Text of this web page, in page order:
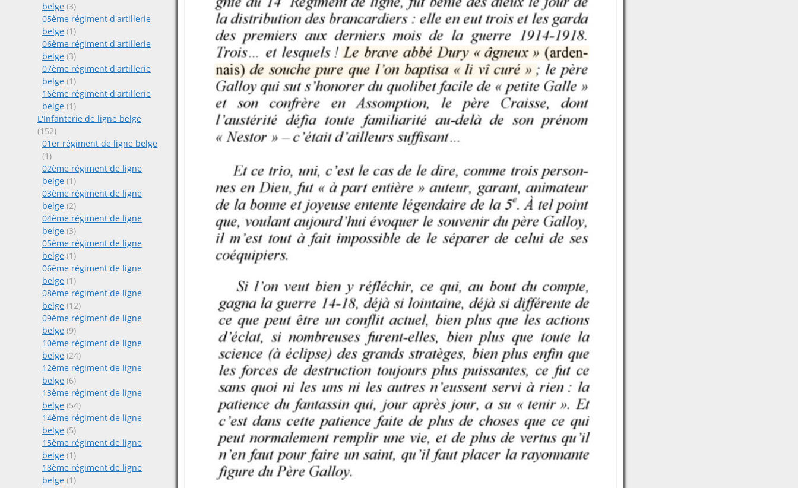
belge (3)
05ème régiment d'artillerie
belge (1)
06ème régiment d'artillerie
belge (3)
07ème régiment d'artillerie
belge (1)
16ème régiment d'artillerie
belge (1)
L'Infanterie de ligne belge
(152)
01er régiment de ligne belge
(1)
02ème régiment de ligne
belge (1)
03ème régiment de ligne
belge (2)
04ème régiment de ligne
belge (3)
05ème régiment de ligne
belge (1)
06ème régiment de ligne
belge (1)
08ème régiment de ligne
belge (12)
09ème régiment de ligne
belge (9)
10ème régiment de ligne
belge (24)
12ème régiment de ligne
belge (6)
13ème régiment de ligne
belge (54)
14ème régiment de ligne
belge (5)
15ème régiment de ligne
belge (1)
18ème régiment de ligne
belge (1)